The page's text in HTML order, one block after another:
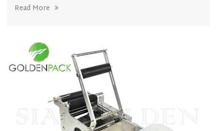
Read More